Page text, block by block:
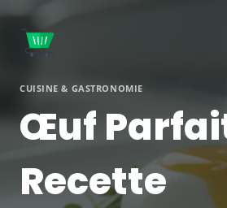
contenu
CUISINE & GASTRONOMIE
Œuf
Recette